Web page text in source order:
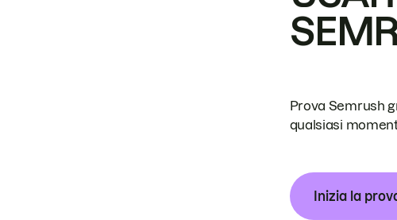
Prova Semrush
qualsiasi
Inizia la